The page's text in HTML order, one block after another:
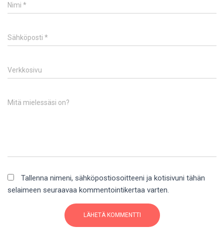
Nimi *
Sähköposti *
Verkkosivu
Mitä mielessäsi on?
Tallenna nimeni, sähköpostiosoitteeni ja kotisivuni tähän
selaimeen seuraavaa kommentointikertaa varten.